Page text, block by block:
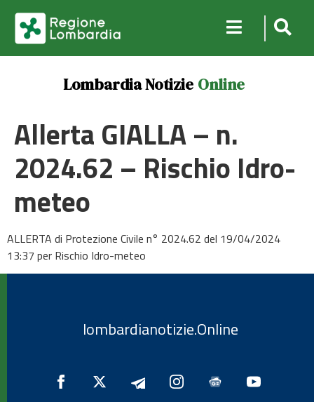
Lombardia Notizie Online
Allerta GIALLA – n.
2024.62 – Rischio Idro-
meteo
ALLERTA di Protezione Civile n° 2024.62 del 19/04/2024
13:37 per Rischio Idro-meteo
lombardianotizie.Online